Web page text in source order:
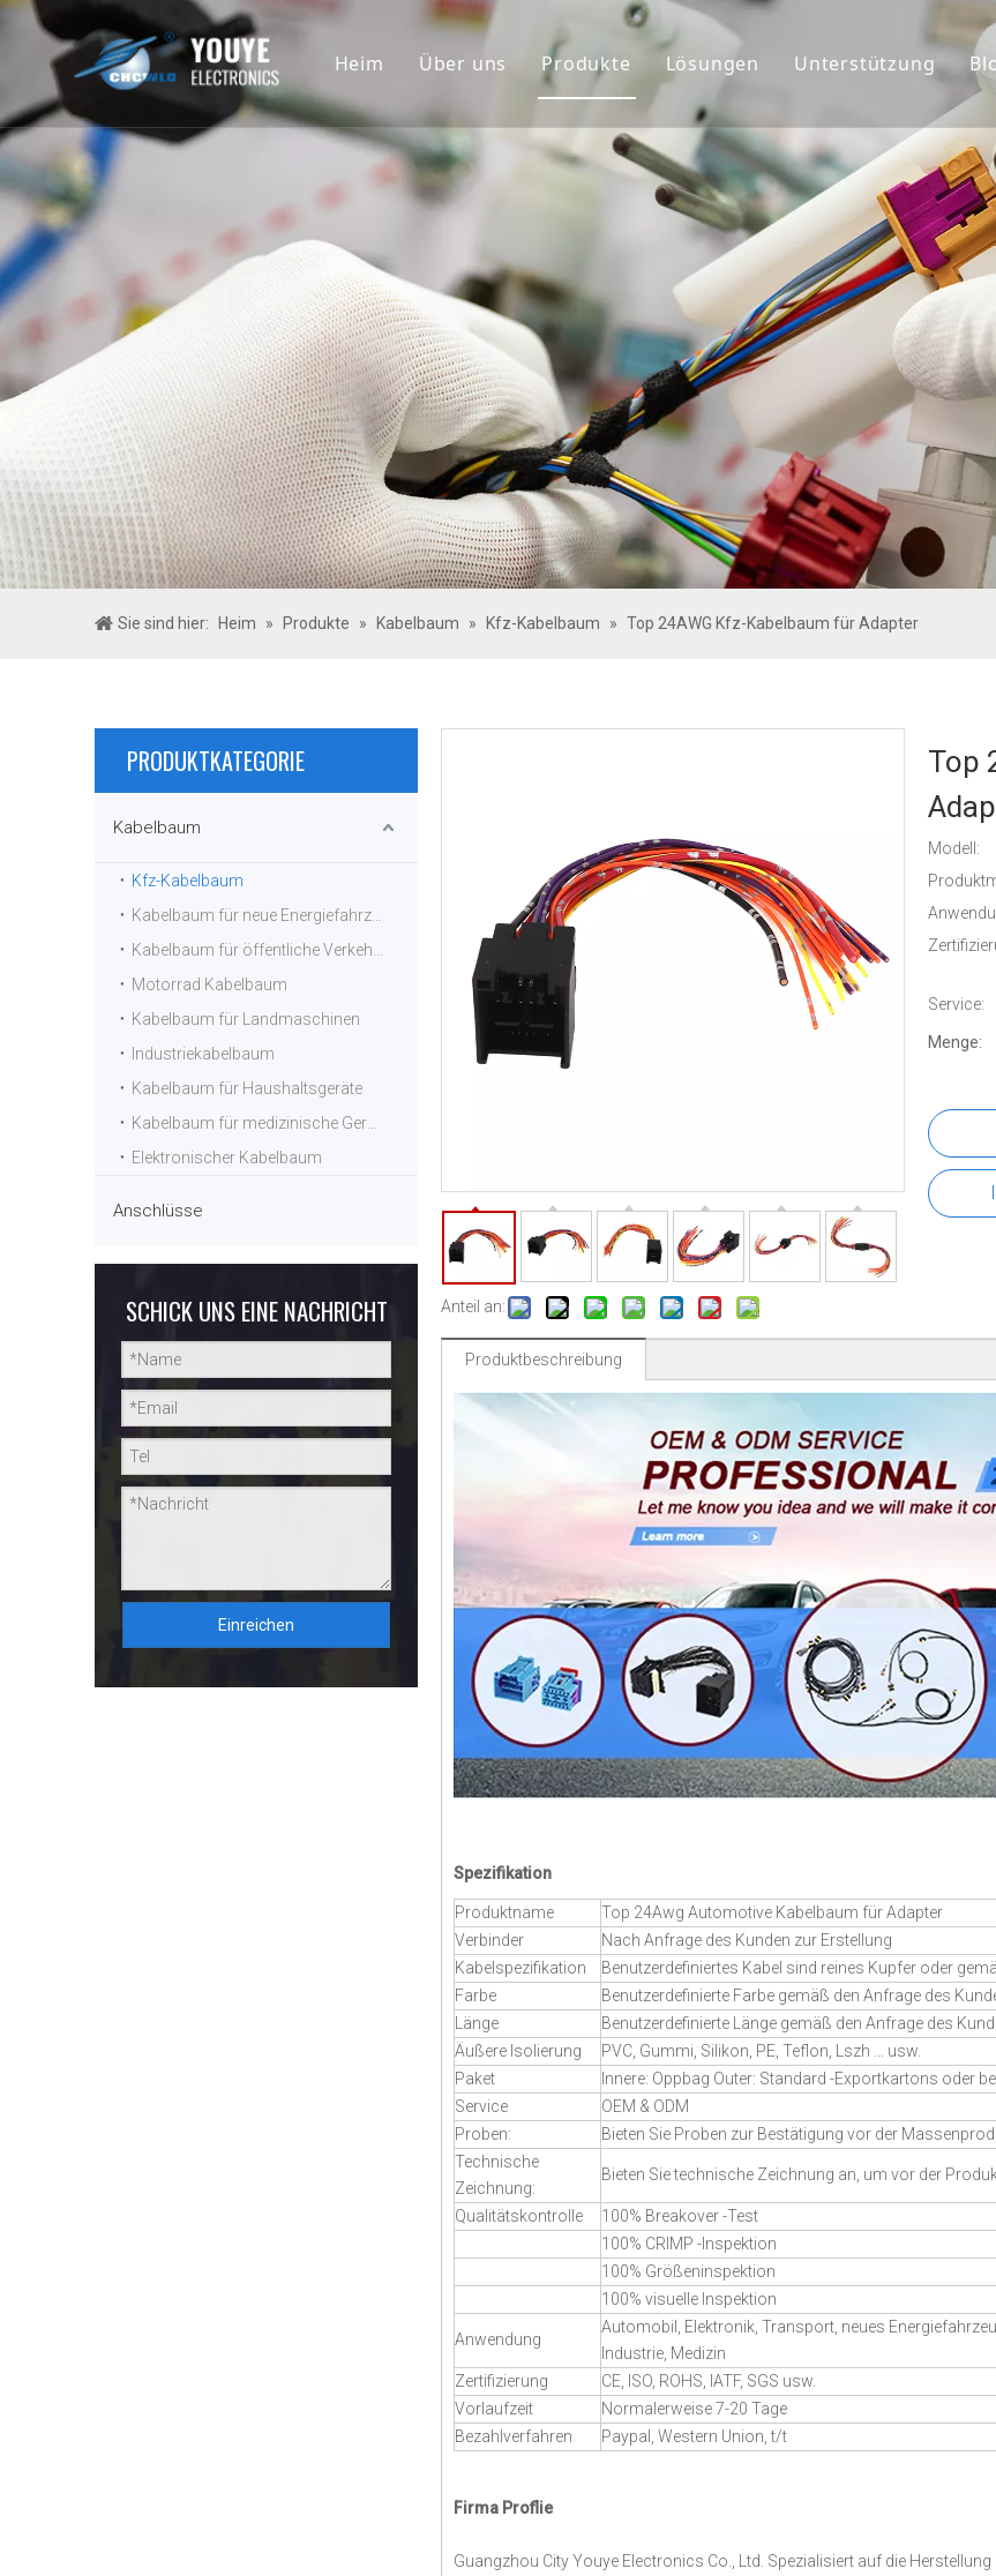
Heim Über uns
Geschichte&Teams
Produkte
Anschlüsse
Lösungen Unterstützung
Benutzerdefiniert
Globaler Markt
FAQ&Download
Sie sind hier: Heim » Produkte » Kabelbaum » Kfz-Kabelbaum » Top 24AWG Kfz-Kabelbaum für Adapter
PRODUKTKATEGORIE
Kabelbaum
Kfz-Kabelbaum
Motorrad Kabelbaum
Kabelbaum für Landmaschinen
Industriekabelbaum
Kabelbaum für Haushaltsgeräte
Elektronischer Kabelbaum
Anschlüsse
SCHICK UNS EINE NACHRICHT
Einreichen
Anteil an:
Top
Modell:
Service:
Menge:
Produktbeschreibung
Spezifikation
Produktname
Top 24Awg Automotive Kabelbaum für Adapter
Verbinder
Nach Anfrage des Kunden zur Erstellung
Kabelspezifikation
Benutzerdefiniertes Kabel sind reines Kupfer oder
Farbe
Benutzerdefinierte Farbe gemäß den Anfrage des
Länge
Benutzerdefinierte Länge gemäß den Anfrage des
Äußere Isolierung
PVC, Gummi, Silikon, PE, Teflon, Lszh ... usw.
Paket
Innere: Oppbag Outer: Standard -Exportkartons oder
Service
OEM & ODM
Proben:
Bieten Sie Proben zur Bestätigung vor der
Technische
Zeichnung:
Bieten Sie technische Zeichnung an, um vor der
Qualitätskontrolle
100% Breakover -Test
100% CRIMP -Inspektion
100% Größeninspektion
100% visuelle Inspektion
Anwendung
Automobil, Elektronik, Transport, neues
Industrie, Medizin
Zertifizierung
CE, ISO, ROHS, IATF, SGS usw.
Vorlaufzeit
Normalerweise 7-20 Tage
Bezahlverfahren
Paypal, Western Union, t/t
Firma Proflie
Guangzhou City Youye Electronics Co., Ltd. Spezialisiert auf die